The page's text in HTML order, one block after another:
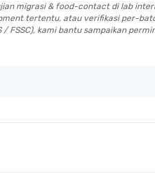
migrasi & food-contact di lab
tertentu, atau verifikasi per-
FSSC), kami bantu sampaikan